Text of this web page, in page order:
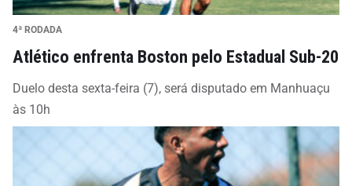
4ª RODADA
Atlético enfrenta Boston pelo Estadual Sub-20
Duelo desta sexta-feira (7), será disputado em Manhuaçu
às 10h